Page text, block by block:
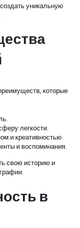
уникальную
которые
легкости.
и креативностью.
и воспоминания.
свою историю и
в